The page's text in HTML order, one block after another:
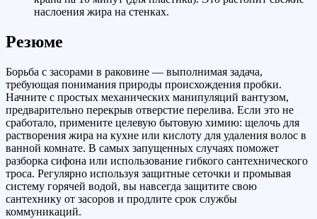
наслоения жира на стенках.
Резюме
Борьба с засорами в раковине — выполнимая задача,
требующая понимания природы происхождения пробки.
Начните с простых механических манипуляций вантузом,
предварительно перекрыв отверстие перелива. Если это не
сработало, примените целевую бытовую химию: щелочь для
растворения жира на кухне или кислоту для удаления волос в
ванной комнате. В самых запущенных случаях поможет
разборка сифона или использование гибкого сантехнического
троса. Регулярно используя защитные сеточки и промывая
систему горячей водой, вы навсегда защитите свою
сантехнику от засоров и продлите срок службы
коммуникаций.